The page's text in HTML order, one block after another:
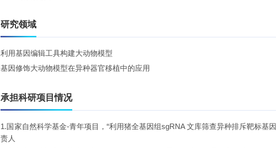
研究领域
利用基因编辑工具构建大动物模型
基因修饰大动物模型在异种器官移植中的应用
承担科研项目情况
1.国家自然科学基金-青年项目， “利用猪全基因组sgRNA文库筛查异种排斥靶标基因
责人